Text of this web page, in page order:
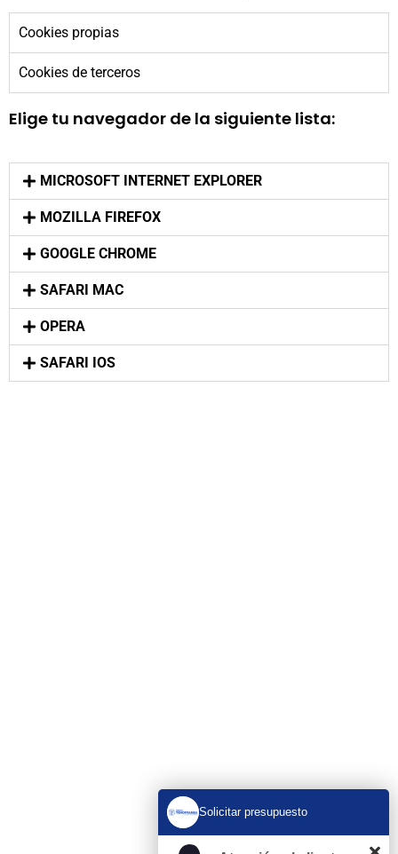
Cookies propias
Cookies de terceros
Elige tu navegador de la siguiente lista:
MICROSOFT INTERNET EXPLORER
MOZILLA FIREFOX
GOOGLE CHROME
SAFARI MAC
OPERA
SAFARI IOS
Limpieza y vaciado de fosas sépticas
Solicitar presupuesto